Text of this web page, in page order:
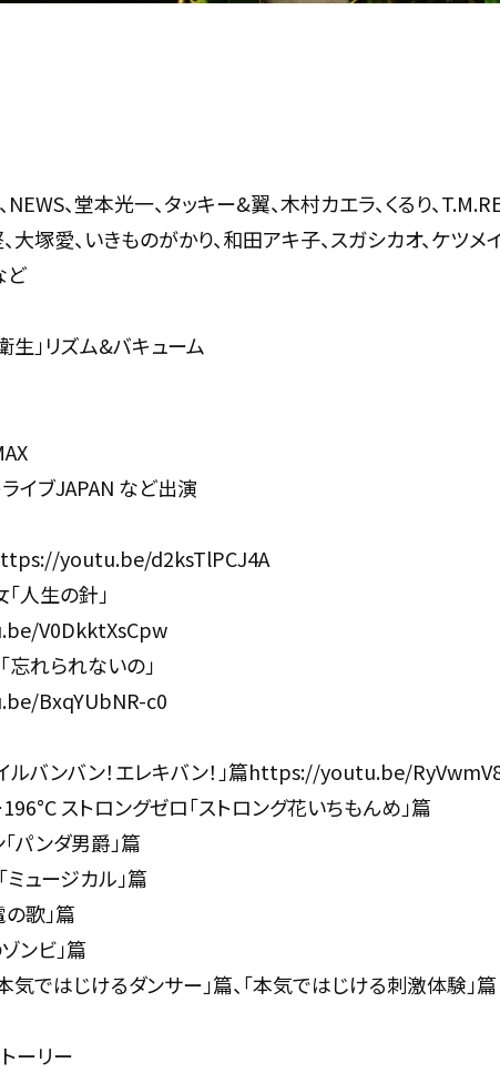
NEWS、堂本光一、タッキー&翼、木村カエラ、くるり、
大塚愛、いきものがかり、和田アキ子、スガシカオ、ケツメ
ど
生」リズム&バキューム
イブJAPAN など出演
youtu.be/d2ksTlPCJ4A
人生の針」
V0DkktXsCpw
忘れられないの」
BxqYUbNR-c0
ルバンバン！エレキバン！」篇https://youtu.be/
ストロングゼロ「ストロング花いちもんめ」篇
パンダ男爵」篇
ミュージカル」篇
歌」篇
ンビ」篇
気ではじけるダンサー」篇、「本気ではじける刺激体験」篇
ーリー